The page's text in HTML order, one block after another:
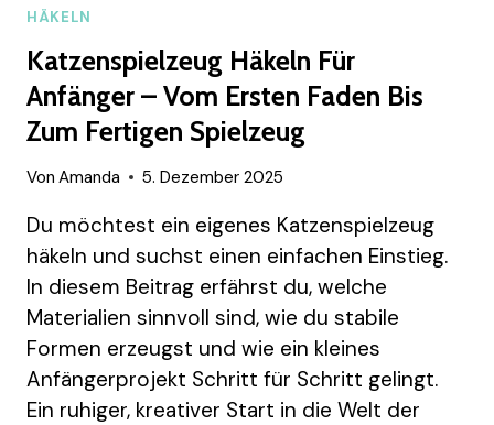
HÄKELN
Katzenspielzeug Häkeln Für
Anfänger – Vom Ersten Faden Bis
Zum Fertigen Spielzeug
Von Amanda 5. Dezember 2025
Du möchtest ein eigenes Katzenspielzeug
häkeln und suchst einen einfachen Einstieg.
In diesem Beitrag erfährst du, welche
Materialien sinnvoll sind, wie du stabile
Formen erzeugst und wie ein kleines
Anfängerprojekt Schritt für Schritt gelingt.
Ein ruhiger, kreativer Start in die Welt der